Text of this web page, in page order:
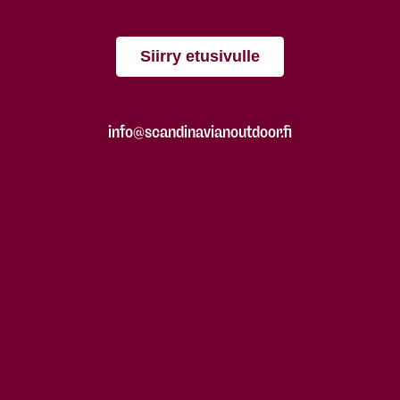
Siirry etusivulle
info@scandinavianoutdoor.fi